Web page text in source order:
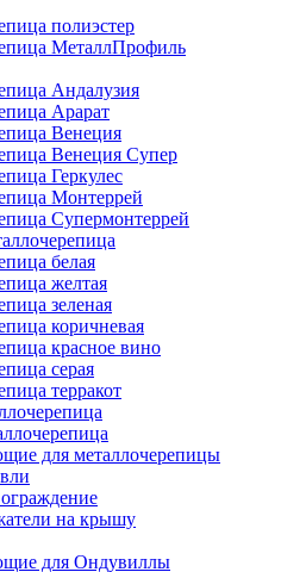
полиэстер
МеталлПрофиль
Андалузия
Арарат
Венеция
Венеция Супер
Геркулес
Монтеррей
Супермонтеррей
белая
желтая
зеленая
коричневая
красное вино
серая
терракот
для металлочерепицы
на крышу
для Ондувиллы